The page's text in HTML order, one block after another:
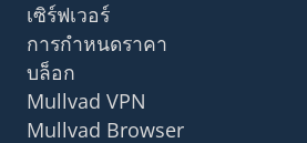
เซิร์ฟเวอร์
การกำหนดราคา
บล็อก
Mullvad VPN
Mullvad Browser